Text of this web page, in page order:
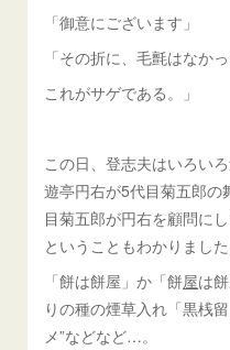
「御意にございます」
「その折に、毛氈はなかっ
これがサゲである。」
この日、登志夫はいろい
遊亭円右が5代目菊五郎
目菊五郎が円右を顧問に
ということもわかりました
「餅は餅屋」か「餅屋は
りの種の煙草入れ「黒桟
メ”などなど…。